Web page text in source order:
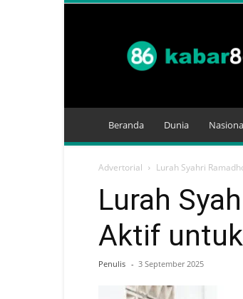
Beranda Dunia
Advertorial Lurah Syahri
Lurah
Aktif
Penulis - 3 September 2025